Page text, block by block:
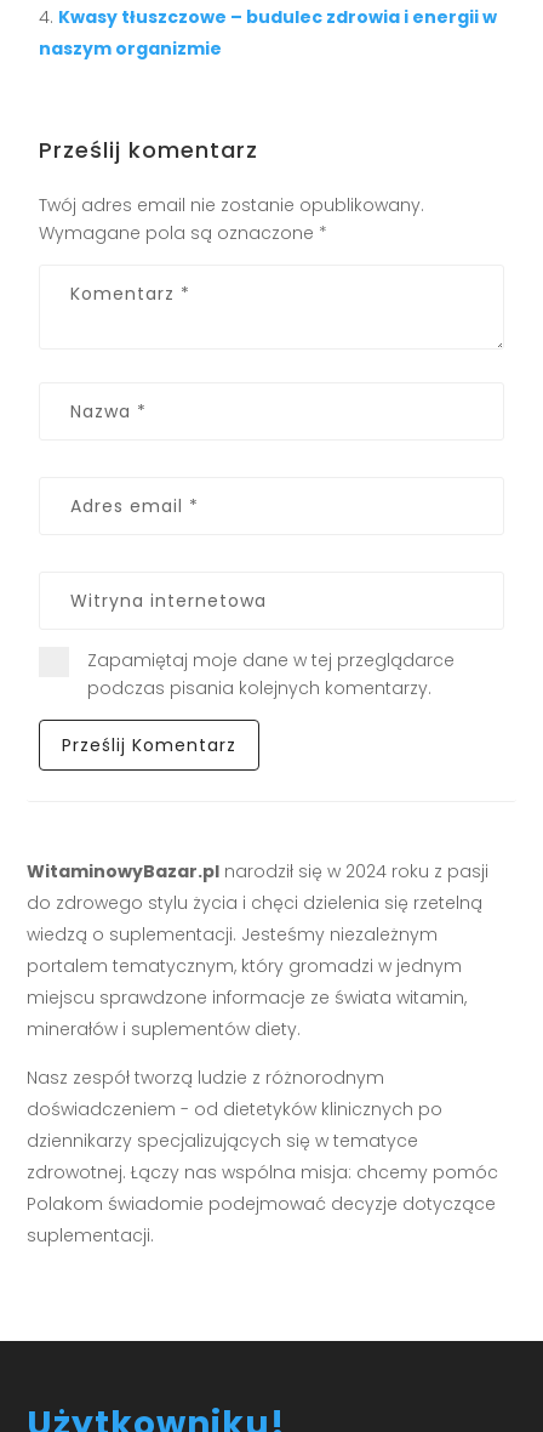
Kwasy tłuszczowe – budulec zdrowia i energii w
naszym organizmie
Prześlij komentarz
Twój adres email nie zostanie opublikowany.
Wymagane pola są oznaczone *
Zapamiętaj moje dane w tej przeglądarce
podczas pisania kolejnych komentarzy.
WitaminowyBazar.pl narodził się w 2024 roku z pasji
do zdrowego stylu życia i chęci dzielenia się rzetelną
wiedzą o suplementacji. Jesteśmy niezależnym
portalem tematycznym, który gromadzi w jednym
miejscu sprawdzone informacje ze świata witamin,
minerałów i suplementów diety.
Nasz zespół tworzą ludzie z różnorodnym
doświadczeniem - od dietetyków klinicznych po
dziennikarzy specjalizujących się w tematyce
zdrowotnej. Łączy nas wspólna misja: chcemy pomóc
Polakom świadomie podejmować decyzje dotyczące
suplementacji.